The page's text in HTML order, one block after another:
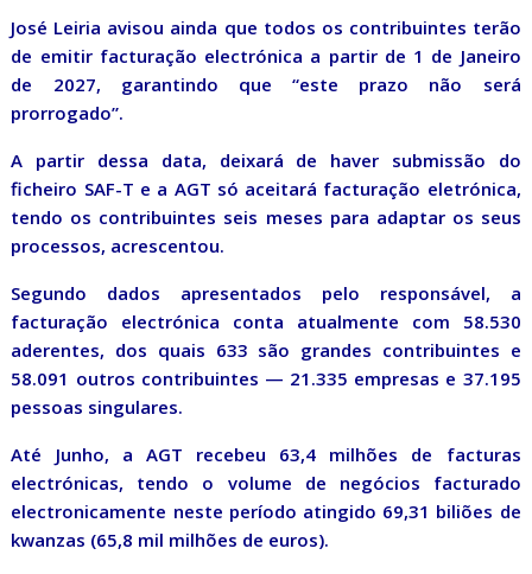
José Leiria avisou ainda que todos os contribuintes terão
de emitir facturação electrónica a partir de 1 de Janeiro
de 2027, garantindo que “este prazo não será
prorrogado”.
A partir dessa data, deixará de haver submissão do
ficheiro SAF-T e a AGT só aceitará facturação eletrónica,
tendo os contribuintes seis meses para adaptar os seus
processos, acrescentou.
Segundo dados apresentados pelo responsável, a
facturação electrónica conta atualmente com 58.530
aderentes, dos quais 633 são grandes contribuintes e
58.091 outros contribuintes — 21.335 empresas e 37.195
pessoas singulares.
Até Junho, a AGT recebeu 63,4 milhões de facturas
electrónicas, tendo o volume de negócios facturado
electronicamente neste período atingido 69,31 biliões de
kwanzas (65,8 mil milhões de euros).